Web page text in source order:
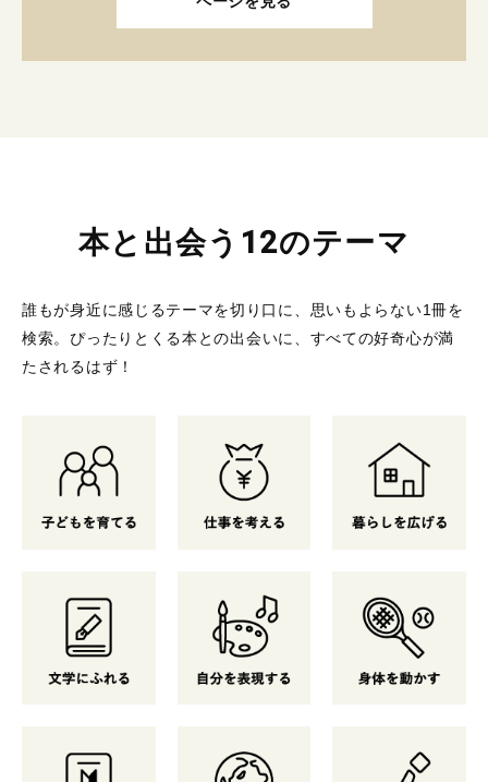
本と出会う12のテーマ
誰もが身近に感じるテーマを切り口に、思いもよらない1冊を
検索。 ぴったりとくる本との出会いに、すべての好奇心が満
たされるはず！